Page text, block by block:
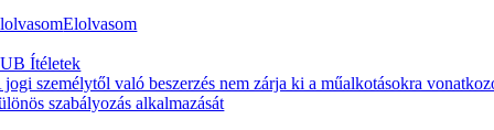
Elolvasom
Ítéletek
jogi személytől való beszerzés nem zárja ki a műalkotásokra
szabályozás alkalmazását